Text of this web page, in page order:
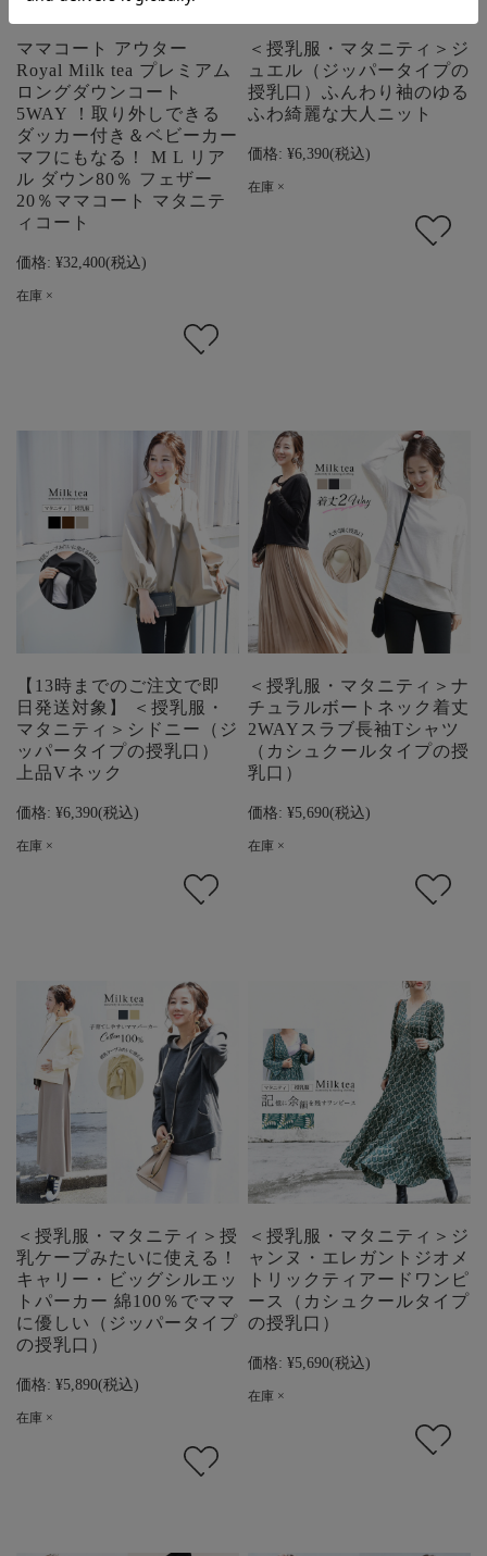
ママコート アウター
Royal Milk tea プレミアム
ロングダウンコート
5WAY ！取り外しできる
ダッカー付き＆ベビーカー
マフにもなる！ M L リア
ル ダウン80％ フェザー
20％ママコート マタニテ
ィコート
価格: ¥32,400(税込)
在庫 ×
＜授乳服・マタニティ＞ジ
ュエル（ジッパータイプの
授乳口）ふんわり袖のゆる
ふわ綺麗な大人ニット
価格: ¥6,390(税込)
在庫 ×
【13時までのご注文で即
日発送対象】 ＜授乳服・
マタニティ＞シドニー（ジ
ッパータイプの授乳口）
上品Vネック
価格: ¥6,390(税込)
在庫 ×
＜授乳服・マタニティ＞ナ
チュラルボートネック着丈
2WAYスラブ長袖Tシャツ
（カシュクールタイプの授
乳口）
価格: ¥5,690(税込)
在庫 ×
＜授乳服・マタニティ＞授
乳ケープみたいに使える！
キャリー・ビッグシルエッ
トパーカー 綿100％でママ
に優しい（ジッパータイプ
の授乳口）
価格: ¥5,890(税込)
在庫 ×
＜授乳服・マタニティ＞ジ
ャンヌ・エレガントジオメ
トリックティアードワンピ
ース（カシュクールタイプ
の授乳口）
価格: ¥5,690(税込)
在庫 ×